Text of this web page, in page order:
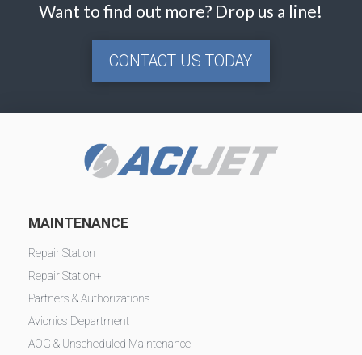
Want to find out more? Drop us a line!
CONTACT US TODAY
MAINTENANCE
Repair Station
Repair Station+
Partners & Authorizations
Avionics Department
AOG & Unscheduled Maintenance